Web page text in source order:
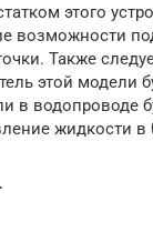
этого
возможности
Также
этой модели
в водопроводе
жидкости в